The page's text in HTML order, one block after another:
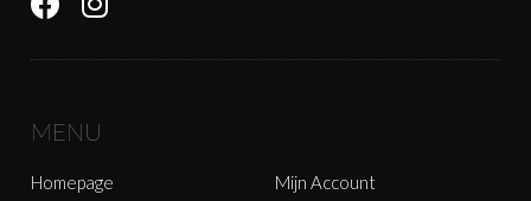
MENU
Homepage
Mijn Account